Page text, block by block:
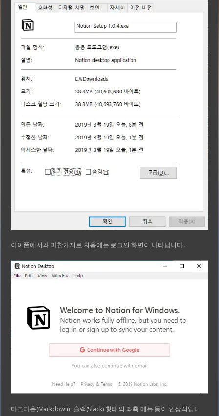
아이폰에서와 마찬가지로 처음에는 로그인 화면이 나타납니다.
마크다운(Markdown), 슬랙(Slack) 형태의 좌측 메뉴 등이 인상적입니